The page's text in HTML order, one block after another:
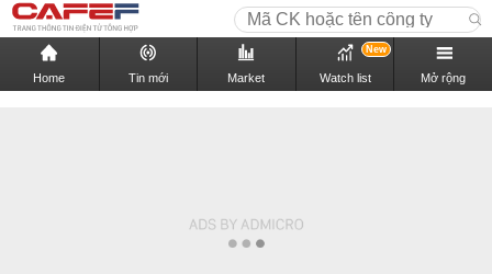
Home Tin mới Market Watch list
New
Mở rộng